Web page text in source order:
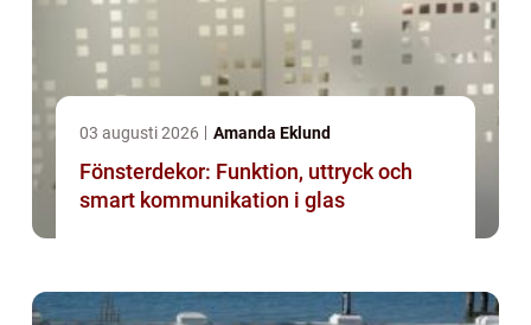
03 augusti 2026 Amanda Eklund
Fönsterdekor: Funktion, uttryck och
smart kommunikation i glas